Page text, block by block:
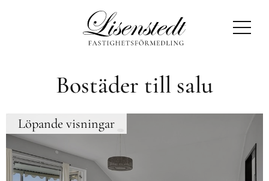
Bostäder till salu
Löpande visningar